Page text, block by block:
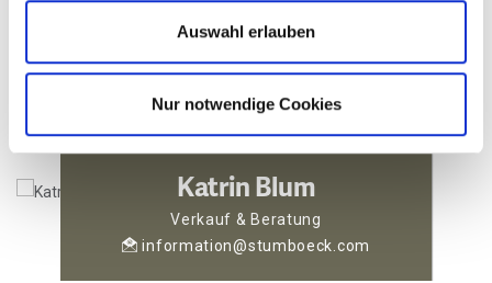
Auswahl erlauben
Nur notwendige Cookies
Stumböck Team
Ihre Ansprechpartner
Katrin Blum
Verkauf & Beratung
information@stumboeck.com